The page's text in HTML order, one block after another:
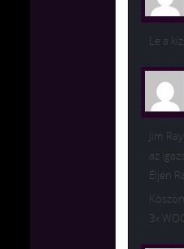
Le a
Jim
az
Éljen
3x